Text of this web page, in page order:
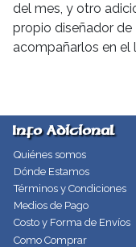
del mes, y otro
propio diseñador de
acompañarlos en el
Info Adicional
Quiénes somos
Dónde Estamos
Términos y Condiciones
Medios de Pago
Costo y Forma de Envíos
Como Comprar